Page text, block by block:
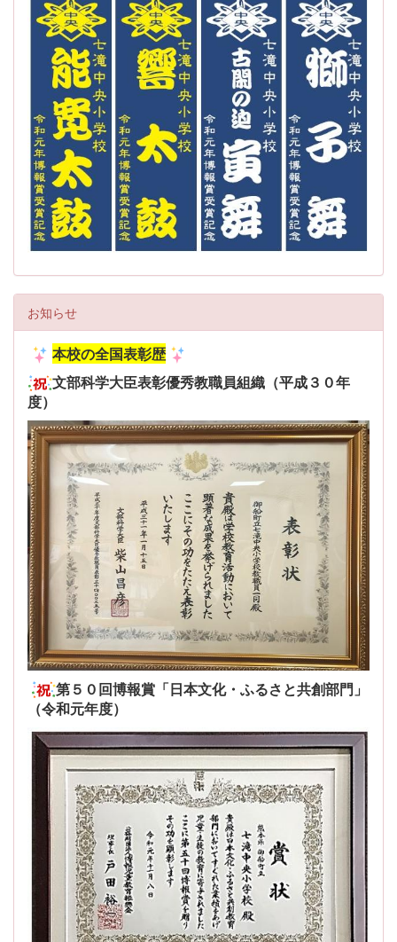
お知らせ
本校の全国表彰歴
文部科学大臣表彰優秀教職員組織（平成３０年
度）
第５０回博報賞「日本文化・ふるさと共創部門」
（令和元年度）